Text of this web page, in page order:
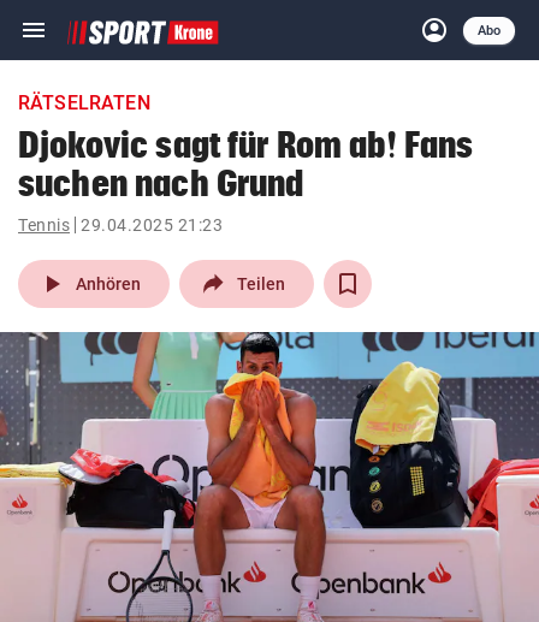
menu Navigation
ein-/ausklappen
account_circle
Anmelden
Abo
close Schließen
account_circle Anmelden
pin_drop
Wien arrow_right
bookmark
Suchbegriff
eingeben
© Krone Multimedia GmbH & Co KG 2026
Muthgasse 2, 1190 Wien
RÄTSELRATEN
Djokovic sagt für Rom ab! Fans
suchen nach Grund
Tennis 29.04.2025 21:23
play_arrow Anhören Teilen